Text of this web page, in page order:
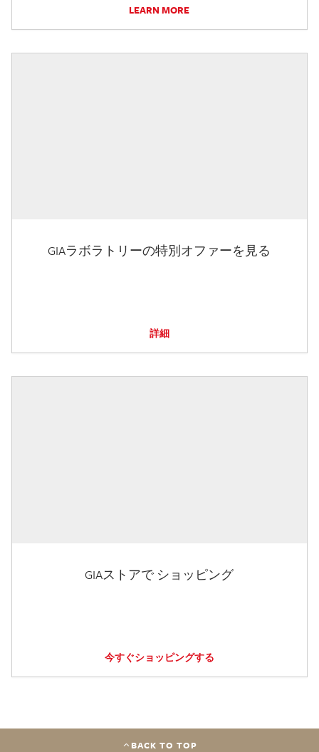
LEARN MORE
GIAラボラトリーの特別オファーを見る
詳細
GIAストアで ショッピング
今すぐショッピングする
BACK TO TOP